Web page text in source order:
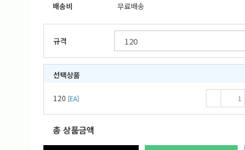
배송비
무료배송
규격
선택상품
120 [EA]
총 상품금액